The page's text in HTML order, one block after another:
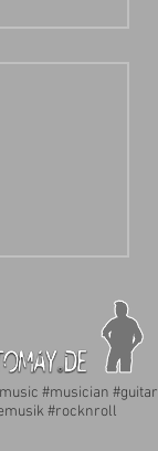
#musician #guitar
#rocknroll